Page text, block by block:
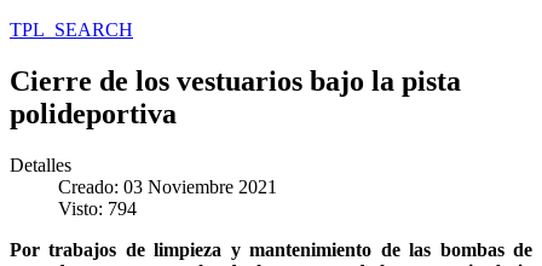
TPL_SEARCH
Cierre de los vestuarios bajo la pista
polideportiva
Detalles
Creado: 03 Noviembre 2021
Visto: 794
Por trabajos de limpieza y mantenimiento de las bombas de